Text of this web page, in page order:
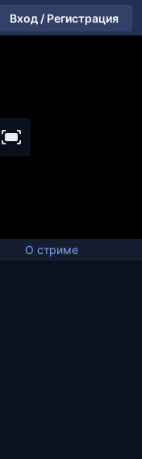
Вход / Регистрация
О стриме